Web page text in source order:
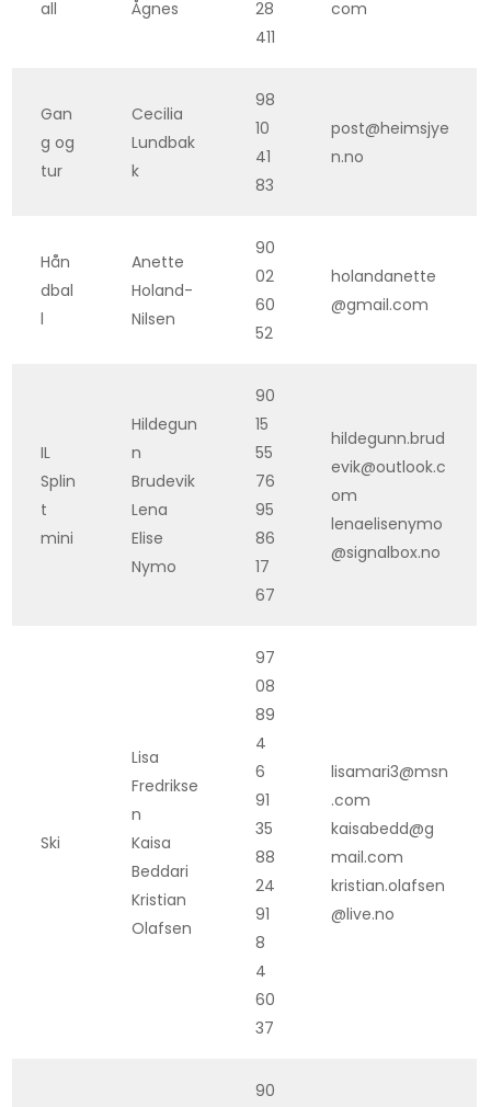
all Ågnes
28
411
com
Gan
g og
tur
Cecilia
Lundbak
k
98
10
41
83
post@heimsjye
n.no
Hån
dbal
l
Anette
Holand-
Nilsen
90
02
60
52
holandanette
@gmail.com
IL
Splin
t
mini
Hildegun
n
Brudevik
Lena
Elise
Nymo
90
15
55
76
95
86
17
67
hildegunn.brud
evik@outlook.c
om
lenaelisenymo
@signalbox.no
Ski
Lisa
Fredrikse
n
Kaisa
Beddari
Kristian
Olafsen
97
08
89
4
6
91
35
88
24
91
8
4
60
37
lisamari3@msn
.com
kaisabedd@g
mail.com
kristian.olafsen
@live.no
90